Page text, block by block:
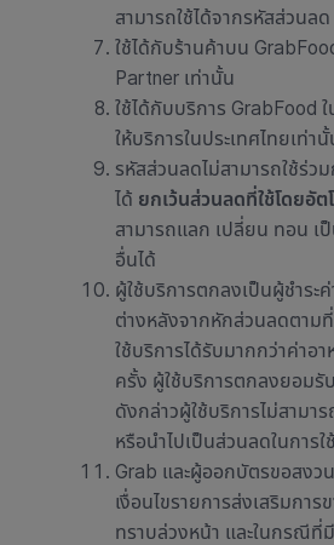
สามารถใช้ได้จากรหัสส่วนล
ใช้ได้กับร้านค้าบน
Partner เท่านั้น
ใช้ได้กับบริการ GrabFood
ให้บริการในประเทศไทยเท่านั้
รหัสส่วนลดไม่สามารถใช้ร่
ได้ ยกเว้นส่วนลดที่ใช้โดยอัต
สามารถแลก เปลี่ยน ทอน เ
อื่นได้
ผู้ใช้บริการตกลงเป็นผู้ชำระ
ต่างหลังจากหักส่วนลดตาม
ใช้บริการได้รับมากกว่าค่าอา
ครั้ง ผู้ใช้บริการตกลงยอมรั
ดังกล่าวผู้ใช้บริการไม่สามา
หรือนำไปเป็นส่วนลดในการ
Grab และผู้ออกบัตรขอสงว
เงื่อนไขรายการส่งเสริมการ
ทราบล่วงหน้า และในกรณี